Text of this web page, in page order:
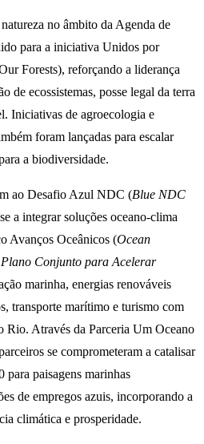
no âmbito da Agenda de
para a iniciativa Unidos por
Forests), reforçando a liderança
de ecossistemas, posse legal da terra
Iniciativas de agroecologia e
foram lançadas para escalar
a biodiversidade.
ao Desafio Azul NDC (Blue NDC
a integrar soluções oceano-clima
Avanços Oceânicos (Ocean
Plano Conjunto para Acelerar
marinha, energias renováveis
transporte marítimo e turismo com
Rio. Através da Parceria Um Oceano
se comprometeram a catalisar
para paisagens marinhas
de empregos azuis, incorporando a
climática e prosperidade.